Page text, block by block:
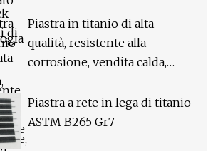
Piastra in titanio di alta
qualità, resistente alla
corrosione, vendita calda,
l'industria
Piastra a rete in lega di titanio
ASTM B265 Gr7